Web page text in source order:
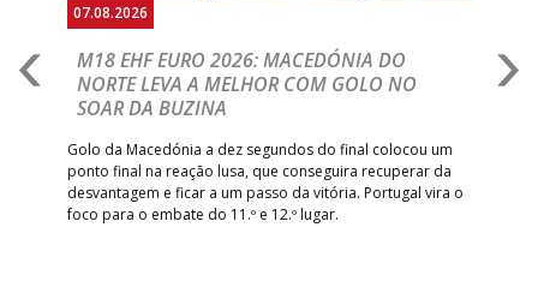
07.08.2026
M18 EHF EURO 2026: MACEDÓNIA DO
NORTE LEVA A MELHOR COM GOLO NO
SOAR DA BUZINA
Golo da Macedónia a dez segundos do final colocou um
ponto final na reação lusa, que conseguira recuperar da
desvantagem e ficar a um passo da vitória. Portugal vira o
foco para o embate do 11.º e 12.º lugar.